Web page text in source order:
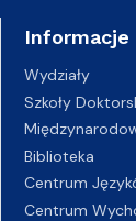
Informacje
Wydziały
Szkoły
Biblioteka
Centrum
Centrum